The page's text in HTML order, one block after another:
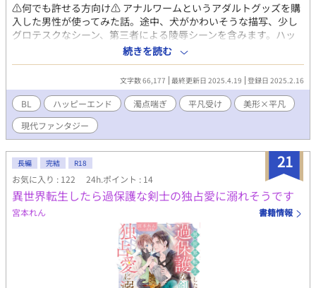
⚠何でも許せる方向け⚠ アナルワームというアダルトグッズを購
入した男性が使ってみた話。途中、犬がかわいそうな描写、少し
グロテスクなシーン、第三者による陵辱シーンを含みます。ハッ
ピーエンド。 ※は性描写有り ※20250402 セクスアリス魔道具
店より改題
続きを読む
文字数 66,177 最終更新日 2025.4.19 登録日 2025.2.16
BL ハッピーエンド 濁点喘ぎ 平凡受け
美形×平凡
現代ファンタジー
21
長編 完結 R18
お気に入り : 122 24h.ポイント : 14
異世界転生したら過保護な剣士の独占愛に溺れそうです
宮本れん 書籍情報